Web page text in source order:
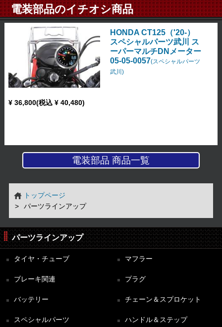
電装部品のイチオシ商品
HONDA CT125（'20-）
スペシャルパーツ武川 ス
ーパーマルチDNメーター
05-05-0057(スペシャルパーツ
武川)
¥ 36,800(税込 ¥ 40,480)
電装部品 商品一覧
トップページ
パーツラインアップ
パーツラインアップ
タイヤ・チューブ マフラー
ブレーキ関連 プラグ
バッテリー チェーン＆スプロケット
スペシャルパーツ ハンドル＆ステップ